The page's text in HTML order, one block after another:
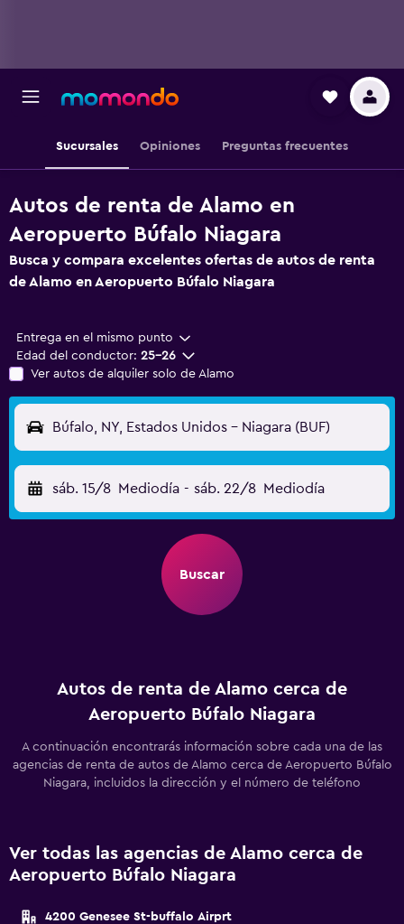
Sucursales Opiniones Preguntas frecuentes
Autos de renta de Alamo en
Aeropuerto Búfalo Niagara
Busca y compara excelentes ofertas de autos de renta
de Alamo en Aeropuerto Búfalo Niagara
Entrega en el mismo punto
Edad del conductor: 25-26
Ver autos de alquiler solo de Alamo
Búfalo, NY, Estados Unidos - Niagara (BUF)
sáb. 15/8 Mediodía - sáb. 22/8 Mediodía
Buscar
Autos de renta de Alamo cerca de
Aeropuerto Búfalo Niagara
A continuación encontrarás información sobre cada una de las
agencias de renta de autos de Alamo cerca de Aeropuerto Búfalo
Niagara, incluidos la dirección y el número de teléfono
Ver todas las agencias de Alamo cerca de
Aeropuerto Búfalo Niagara
4200 Genesee St-buffalo Airprt